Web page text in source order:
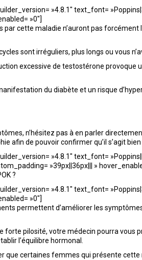
»4.8.1″ text_font=
»0″]
cette maladie n’auront pas
sont irréguliers, plus longs ou vous
excessive de testostérone provoque
du diabète et un risque
n’hésitez pas à en parler
afin de pouvoir confirmer qu’il s’agit bien
»4.8.1″ text_font=
»39px||36px||| »
?
»4.8.1″ text_font=
»0″]
permettent d’améliorer les
forte pilosité, votre médecin pourra vous
l’équilibre hormonal.
que certaines femmes qui présente